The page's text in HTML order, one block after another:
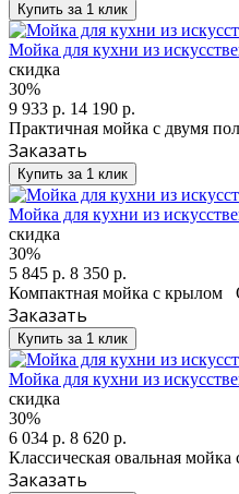
Купить за 1 клик
Мойка для кухни из
скидка
30%
9 933 р. 14 190 р.
Практичная мойка с двумя
Заказать
Купить за 1 клик
Мойка для кухни из
скидка
30%
5 845 р. 8 350 р.
Компактная мойка с крылом
Заказать
Купить за 1 клик
Мойка для кухни из
скидка
30%
6 034 р. 8 620 р.
Классическая овальная
Заказать